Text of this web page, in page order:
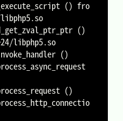
() fro
()
libphp5.so
()
()